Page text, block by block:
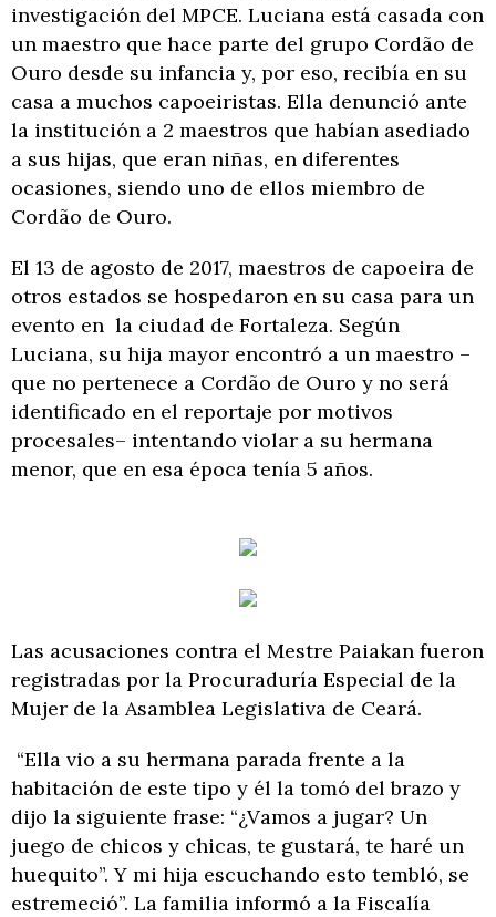
investigación del MPCE. Luciana está casada con
un maestro que hace parte del grupo Cordão de
Ouro desde su infancia y, por eso, recibía en su
casa a muchos capoeiristas. Ella denunció ante
la institución a 2 maestros que habían asediado
a sus hijas, que eran niñas, en diferentes
ocasiones, siendo uno de ellos miembro de
Cordão de Ouro.
El 13 de agosto de 2017, maestros de capoeira de
otros estados se hospedaron en su casa para un
evento en la ciudad de Fortaleza. Según
Luciana, su hija mayor encontró a un maestro –
que no pertenece a Cordão de Ouro y no será
identificado en el reportaje por motivos
procesales– intentando violar a su hermana
menor, que en esa época tenía 5 años.
Las acusaciones contra el Mestre Paiakan fueron
registradas por la Procuraduría Especial de la
Mujer de la Asamblea Legislativa de Ceará.
“Ella vio a su hermana parada frente a la
habitación de este tipo y él la tomó del brazo y
dijo la siguiente frase: “¿Vamos a jugar? Un
juego de chicos y chicas, te gustará, te haré un
huequito”. Y mi hija escuchando esto tembló, se
estremeció”. La familia informó a la Fiscalía